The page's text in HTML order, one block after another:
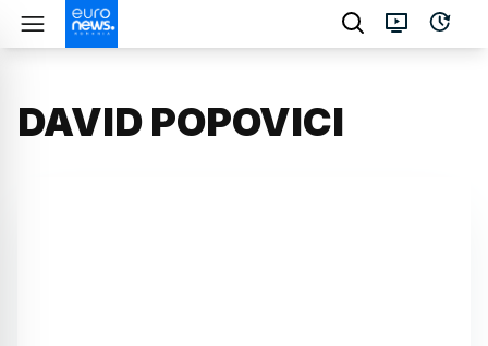
DAVID POPOVICI